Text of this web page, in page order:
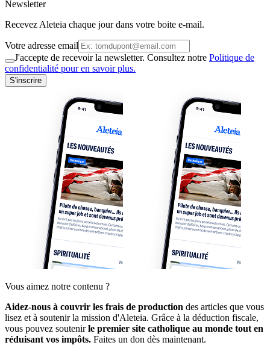
Newsletter
Recevez Aleteia chaque jour dans votre boite e-mail.
Votre adresse email
J'accepte de recevoir la newsletter. Consultez notre Politique de
confidentialité pour en savoir plus.
S'inscrire
Vous aimez notre contenu ?
Aidez-nous à couvrir les frais de production des articles que vous
lisez et à soutenir la mission d'Aleteia. Grâce à la déduction fiscale,
vous pouvez soutenirle premier site catholique au monde tout en
réduisant vos impôts. Faites un don dès maintenant.